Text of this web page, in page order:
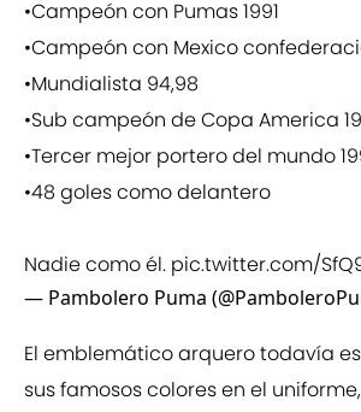
•Campeón con Pumas 1991
•Campeón con Mexico
•Mundialista 94,98
•Sub campeón de Copa America
•Tercer mejor portero del mundo
•48 goles como delantero
Nadie como él. pic.twitter.com/
— Pambolero Puma
El emblemático arquero todavía
sus famosos colores en el